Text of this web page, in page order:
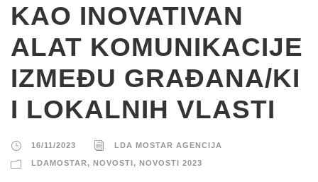
KAO INOVATIVAN
ALAT KOMUNIKACIJE
IZMEĐU GRAĐANA/KI
I LOKALNIH VLASTI
16/11/2023 LDA MOSTAR AGENCIJA
LDAMOSTAR, NOVOSTI, NOVOSTI 2023